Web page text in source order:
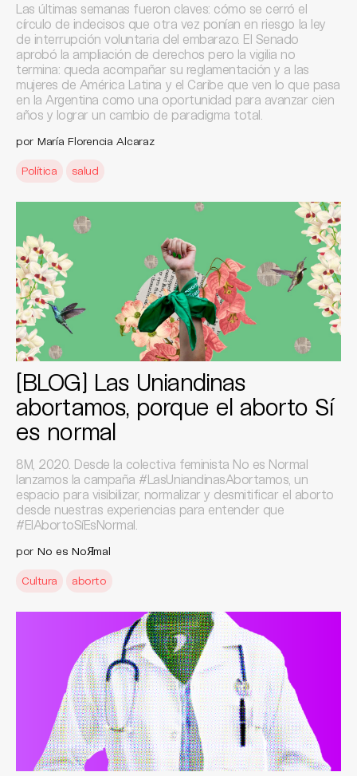
Las últimas semanas fueron claves: cómo se cerró el
círculo de indecisos que otra vez ponían en riesgo la ley
de interrupción voluntaria del embarazo. El Senado
aprobó la ampliación de derechos pero la vigilia no
termina: queda acompañar su reglamentación y a las
mujeres de América Latina y el Caribe que ven lo que pasa
en la Argentina como una oportunidad para avanzar cien
años y lograr un cambio de paradigma total.
por María Florencia Alcaraz
Política salud
[BLOG] Las Uniandinas
abortamos, porque el aborto Sí
es normal
8M, 2020. Desde la colectiva feminista No es Normal
lanzamos la campaña #LasUniandinasAbortamos, un
espacio para visibilizar, normalizar y desmitificar el aborto
desde nuestras experiencias para entender que
#ElAbortoSíEsNormal.
por No es NoЯmal
Cultura aborto